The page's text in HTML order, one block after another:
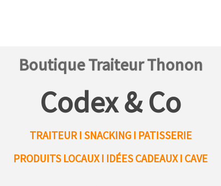
Boutique Traiteur Thonon
Codex & Co
TRAITEUR I SNACKING I PATISSERIE
PRODUITS LOCAUXI IDÉES CADEAUX I CAVE